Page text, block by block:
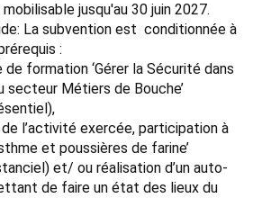
jusqu'au 30 juin 2027.
La subvention est conditionnée à
:
de formation ‘Gérer la Sécurité dans
secteur Métiers de Bouche’
l’activité exercée, participation à
et poussières de farine’
et/ ou réalisation d’un auto-
de faire un état des lieux du